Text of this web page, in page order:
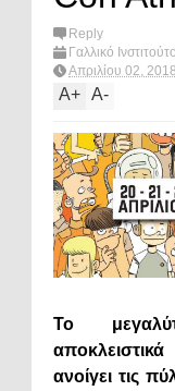
Reply
Γαλλικό Ινστιτούτο
Πολιτισμός &
Athens,What's
Απριλίου 02, 2018
A+ A-
Το
ανοίγει τις